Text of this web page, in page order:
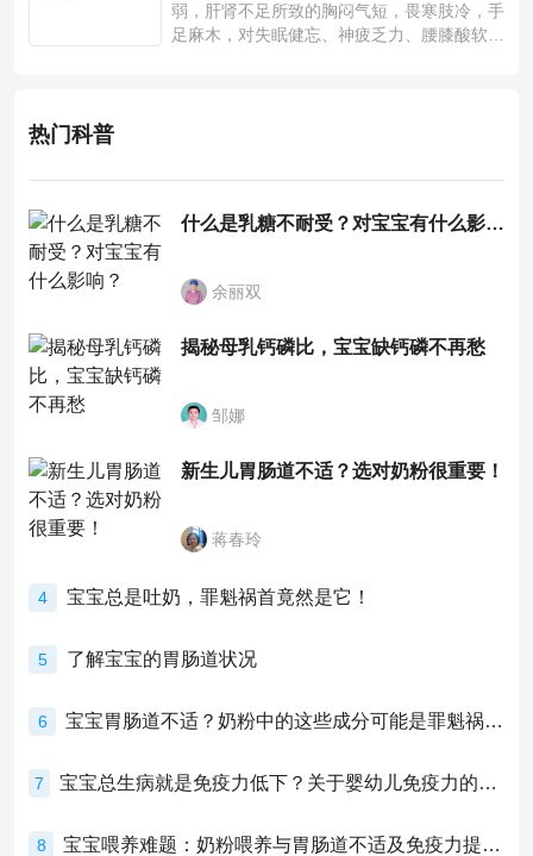
弱，肝肾不足所致的胸闷气短，畏寒肢冷，手
足麻木，对失眠健忘、神疲乏力、腰膝酸软也
热门科普
什么是乳糖不耐受？对宝宝有什么影响？
余丽双
揭秘母乳钙磷比，宝宝缺钙磷不再愁
邹娜
新生儿胃肠道不适？选对奶粉很重要！
蒋春玲
4 宝宝总是吐奶，罪魁祸首竟然是它！
5 了解宝宝的胃肠道状况
6 宝宝胃肠道不适？奶粉中的这些成分可能是罪魁祸首！
7 宝宝总生病就是免疫力低下？关于婴幼儿免疫力的真相，家长必须了解！
8 宝宝喂养难题：奶粉喂养与胃肠道不适及免疫力提升的奥秘